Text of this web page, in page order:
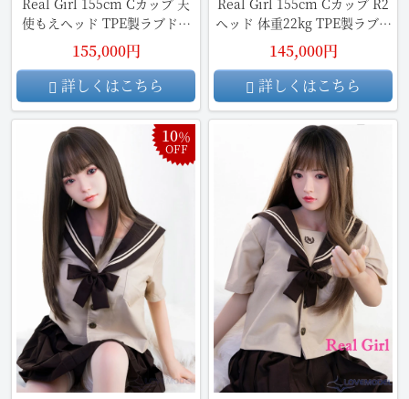
Real Girl 155cm Cカップ 天
使もえヘッド TPE製ラブドー
ル
155,000円
詳しくはこちら
Real Girl 155cm Cカップ R2
ヘッド 体重22kg TPE製ラブド
ール
145,000円
詳しくはこちら
10％
OFF